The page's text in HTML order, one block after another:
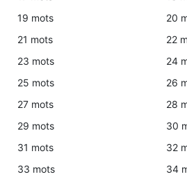
19 mots
20
21 mots
22
23 mots
24
25 mots
26
27 mots
28
29 mots
30
31 mots
32
33 mots
34